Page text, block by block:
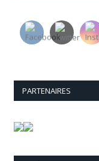
PARTENAIRES